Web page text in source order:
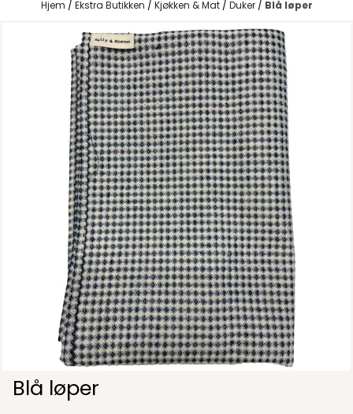
Hjem / Ekstra Butikken / Kjøkken & Mat / Duker / Blå løper
Blå løper